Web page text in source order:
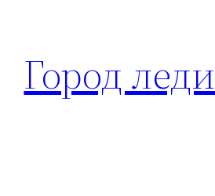
содержимому
Город леди